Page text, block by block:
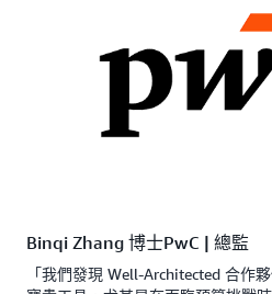
Binqi Zhang 博士PwC | 總監
「我們發現 Well-Architected 合作